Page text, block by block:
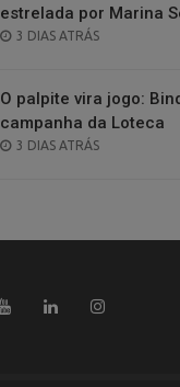
estrelada por Marina
POSTED
3 DIAS ATRÁS
O palpite vira jogo:
campanha da Loteca
POSTED
3 DIAS ATRÁS